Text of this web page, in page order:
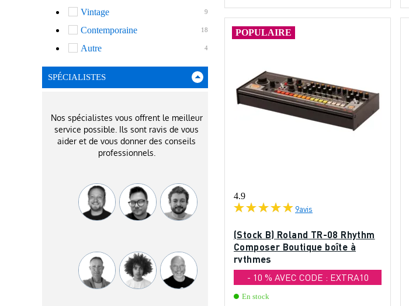
9
Vintage
18
Contemporaine
4
Autre
SPÉCIALISTES
Nos spécialistes vous offrent le meilleur
service possible. Ils sont ravis de vous
aider et de vous donner des conseils
professionnels.
POPULAIRE
4.9
9avis
(Stock B) Roland TR-08 Rhythm
Composer Boutique boîte à
rythmes
- 10 % AVEC CODE : EXTRA10
En stock